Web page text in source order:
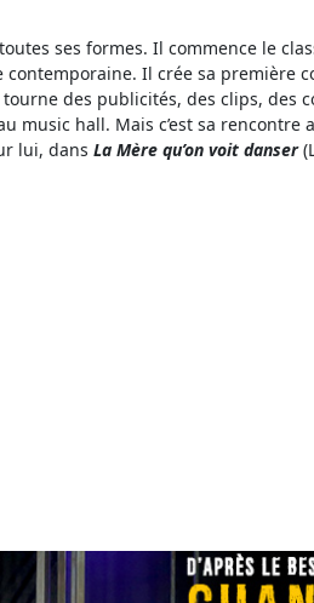
ses formes. Il commence le
contemporaine. Il crée sa première
des publicités, des clips, des
music hall. Mais c’est sa rencontre
lui, dans La Mère qu’on voit danser